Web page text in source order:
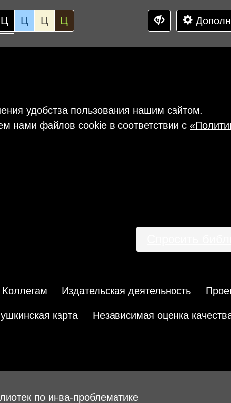
Ц Ц Ц Ц
удобства пользования нашим сайтом.
нами файлов cookie в соответствии с
Коллегам Издательская деятельность
карта Независимая оценка
по инва-проблематике